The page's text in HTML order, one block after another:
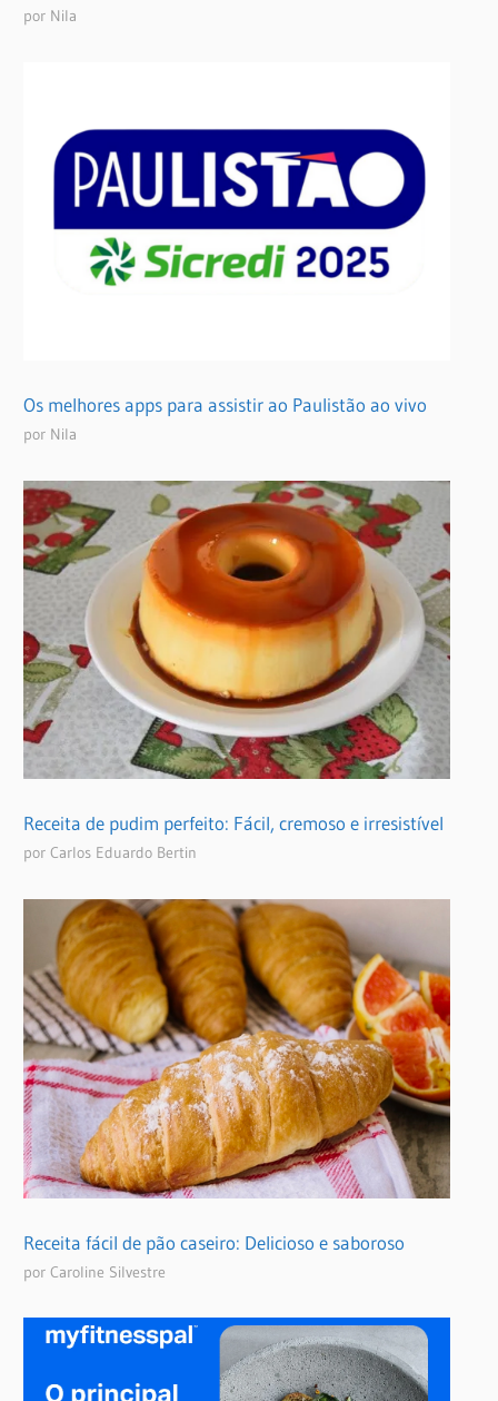
por Nila
Os melhores apps para assistir ao Paulistão ao vivo
por Nila
Receita de pudim perfeito: Fácil, cremoso e irresistível
por Carlos Eduardo Bertin
Receita fácil de pão caseiro: Delicioso e saboroso
por Caroline Silvestre